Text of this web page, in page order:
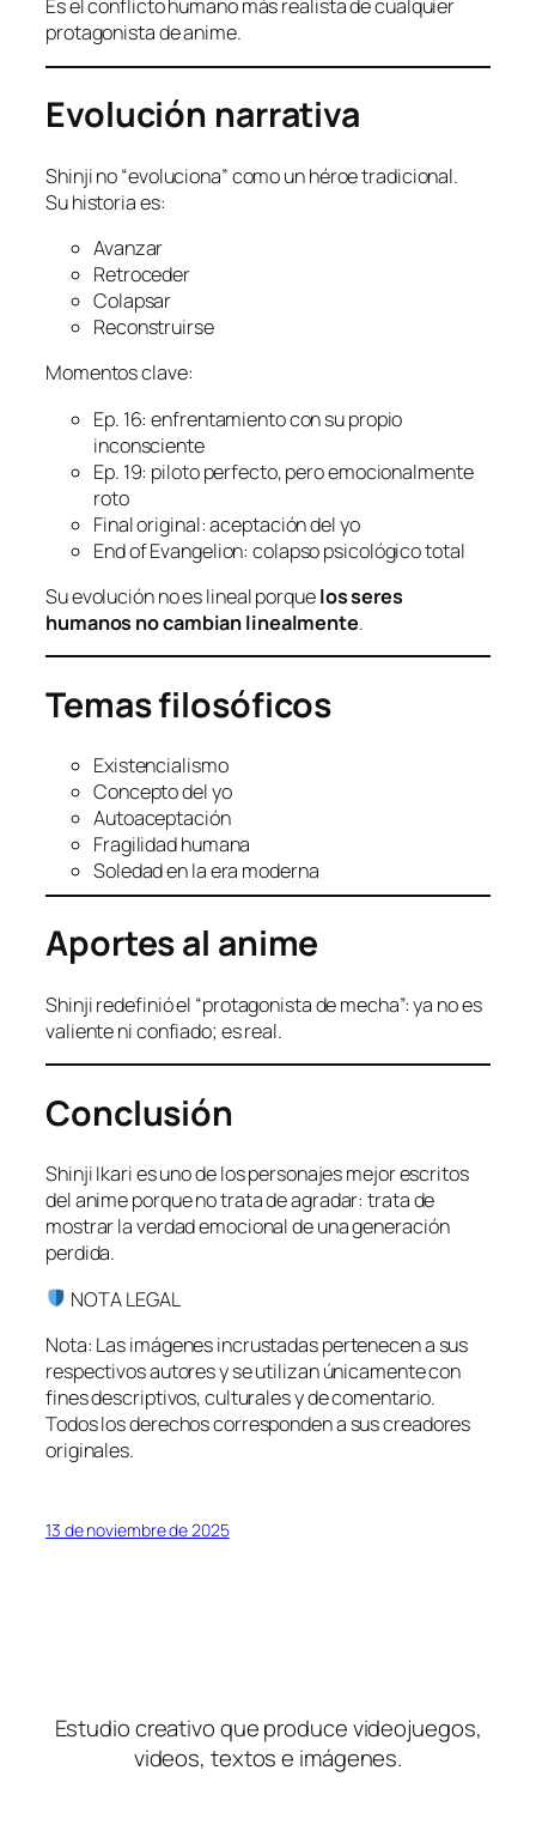
Es el conflicto humano más realista de cualquier
protagonista de anime.
Evolución narrativa
Shinji no “evoluciona” como un héroe tradicional.
Su historia es:
Avanzar
Retroceder
Colapsar
Reconstruirse
Momentos clave:
Ep. 16: enfrentamiento con su propio
inconsciente
Ep. 19: piloto perfecto, pero emocionalmente
roto
Final original: aceptación del yo
End of Evangelion: colapso psicológico total
Su evolución no es lineal porquelos seres
humanos no cambian linealmente.
Temas filosóficos
Existencialismo
Concepto del yo
Autoaceptación
Fragilidad humana
Soledad en la era moderna
Aportes al anime
Shinji redefinió el “protagonista de mecha”: ya no es
valiente ni confiado; es real.
Conclusión
Shinji Ikari es uno de los personajes mejor escritos
del anime porque no trata de agradar: trata de
mostrar la verdad emocional de una generación
perdida.
NOTA LEGAL
Nota: Las imágenes incrustadas pertenecen a sus
respectivos autores y se utilizan únicamente con
fines descriptivos, culturales y de comentario.
Todos los derechos corresponden a sus creadores
originales.
13 de noviembre de 2025
Estudio creativo que produce videojuegos,
videos, textos e imágenes.